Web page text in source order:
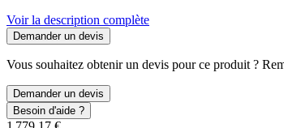
Voir la description complète
Demander un devis
Vous souhaitez obtenir un devis pour ce produit ?
Demander un devis
Besoin d'aide ?